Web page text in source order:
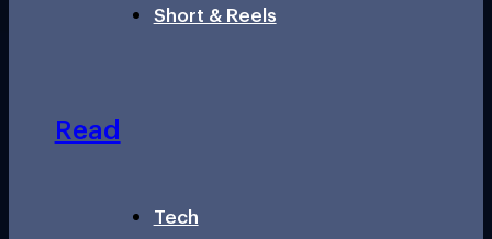
Short & Reels
Read
Tech